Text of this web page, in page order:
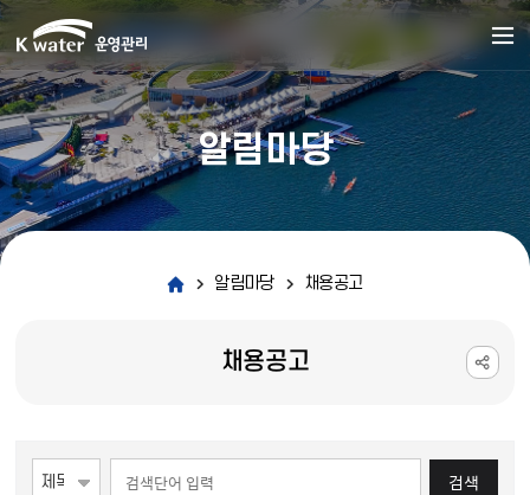
알림마당
알림마당 채용공고
채용공고
검색